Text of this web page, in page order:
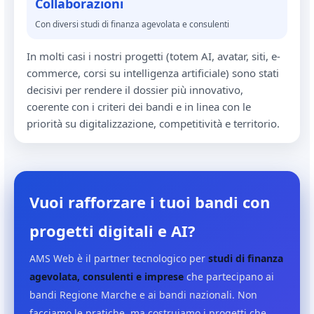
Collaborazioni
Con diversi studi di finanza agevolata e consulenti
In molti casi i nostri progetti (totem AI, avatar, siti, e-
commerce, corsi su intelligenza artificiale) sono stati
decisivi per rendere il dossier più innovativo,
coerente con i criteri dei bandi e in linea con le
priorità su digitalizzazione, competitività e territorio.
Vuoi rafforzare i tuoi bandi con
progetti digitali e AI?
AMS Web è il partner tecnologico perstudi di finanza
agevolata, consulenti e imprese che partecipano ai
bandi Regione Marche e ai bandi nazionali. Non